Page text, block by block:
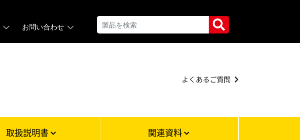
お問い合わせ
よくあるご質問
取扱説明書 関連資料